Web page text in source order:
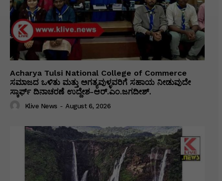
Acharya Tulsi National College of Commerce
ಸಮಾಜದ ಒಳಿತು ಮತ್ತು ಅಗತ್ಯವುಳ್ಳವರಿಗೆ ಸಹಾಯ ನೀಡುವುದೇ
ಸ್ಕಾರ್ಫ್ ದಿನಾಚರಣೆ ಉದ್ದೇಶ-ಆರ್.ಎಂ.ಜಗದೀಶ್.
Klive News - August 6, 2026